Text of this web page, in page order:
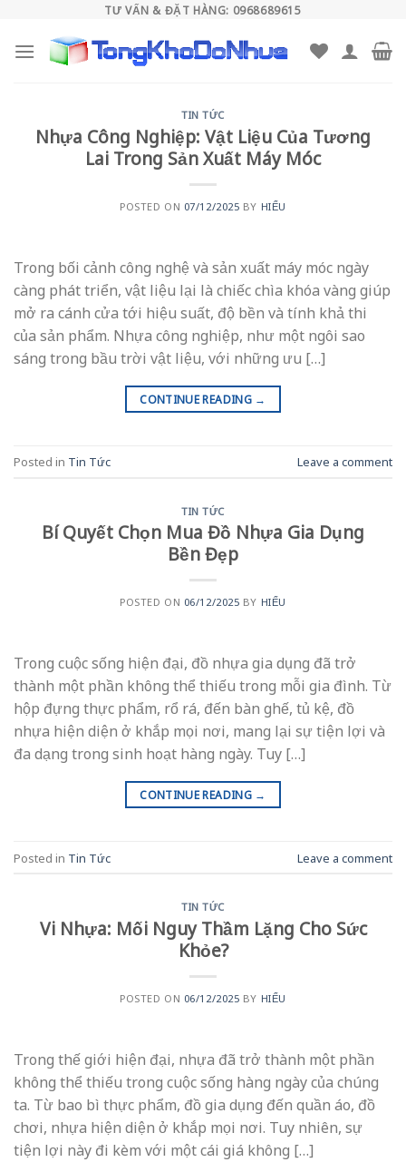
content
TƯ VẤN & ĐẶT HÀNG: 0968689615
TIN TỨC
Nhựa Công Nghiệp: Vật Liệu Của Tương
Lai Trong Sản Xuất Máy Móc
POSTED ON 07/12/2025 BY HIẾU
Trong bối cảnh công nghệ và sản xuất máy móc ngày
càng phát triển, vật liệu lại là chiếc chìa khóa vàng giúp
mở ra cánh cửa tới hiệu suất, độ bền và tính khả thi
của sản phẩm. Nhựa công nghiệp, như một ngôi sao
sáng trong bầu trời vật liệu, với những ưu […]
CONTINUE READING →
Posted in Tin Tức Leave a comment
TIN TỨC
Bí Quyết Chọn Mua Đồ Nhựa Gia Dụng
Bền Đẹp
POSTED ON 06/12/2025 BY HIẾU
Trong cuộc sống hiện đại, đồ nhựa gia dụng đã trở
thành một phần không thể thiếu trong mỗi gia đình. Từ
hộp đựng thực phẩm, rổ rá, đến bàn ghế, tủ kệ, đồ
nhựa hiện diện ở khắp mọi nơi, mang lại sự tiện lợi và
đa dạng trong sinh hoạt hàng ngày. Tuy […]
CONTINUE READING →
Posted in Tin Tức Leave a comment
TIN TỨC
Vi Nhựa: Mối Nguy Thầm Lặng Cho Sức
Khỏe?
POSTED ON 06/12/2025 BY HIẾU
Trong thế giới hiện đại, nhựa đã trở thành một phần
không thể thiếu trong cuộc sống hàng ngày của chúng
ta. Từ bao bì thực phẩm, đồ gia dụng đến quần áo, đồ
chơi, nhựa hiện diện ở khắp mọi nơi. Tuy nhiên, sự
tiện lợi này đi kèm với một cái giá không […]